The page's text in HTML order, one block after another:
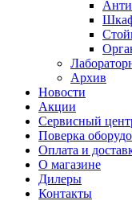
Архив
Новости
Акции
Сервисный
Поверка
Оплата и
О магазине
Дилеры
Контакты